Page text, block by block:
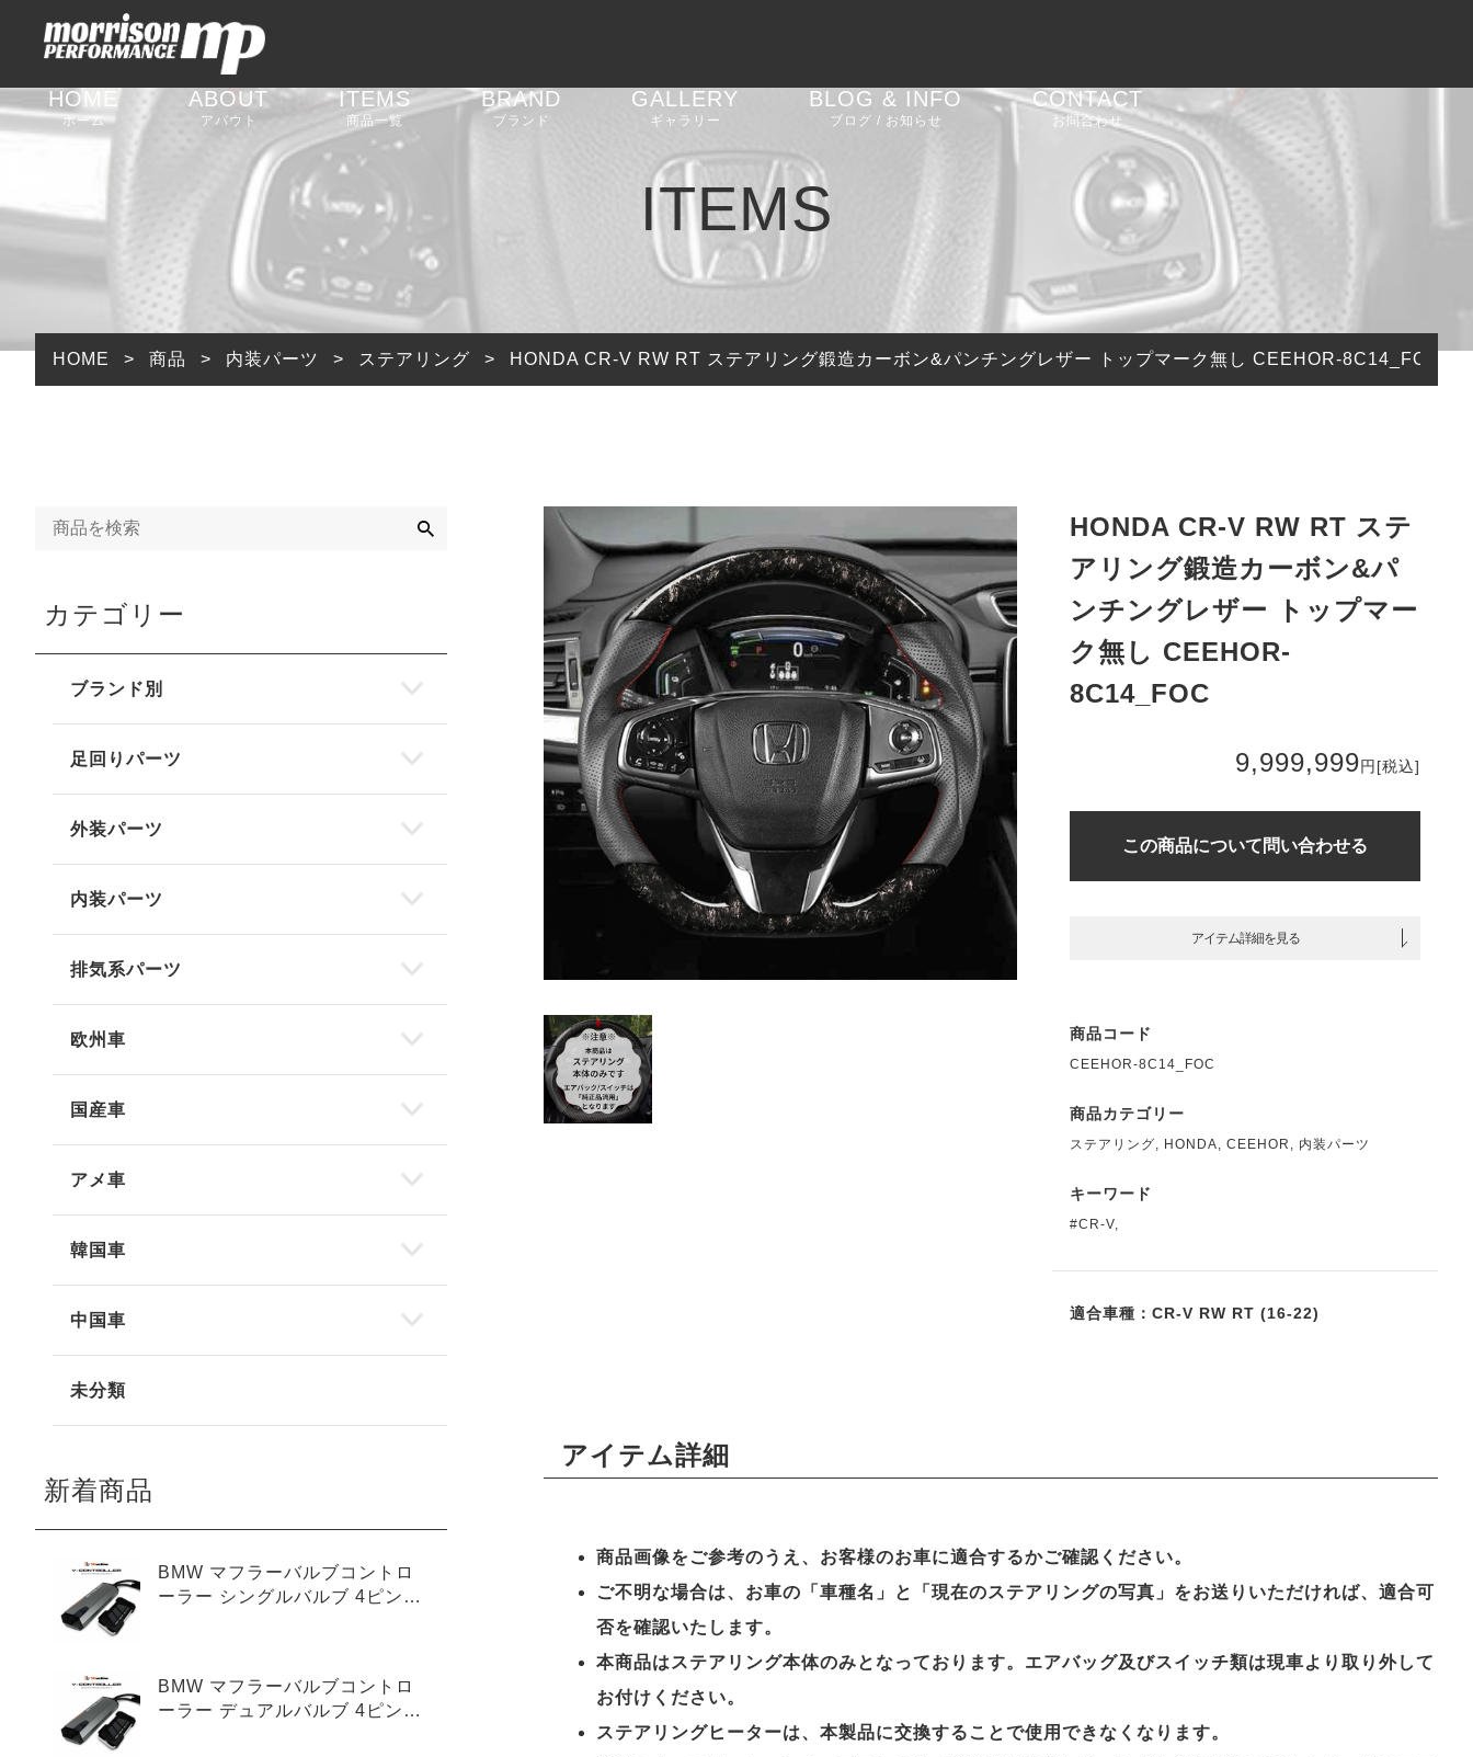
HOME
ホーム
ABOUT
アバウト
ITEMS
商品一覧
足回りパーツ
外装パーツ
内装パーツ
BRAND
ブランド
RPMPOWER
GALLERY
ギャラリー
BMW 2 Series G42
BMW M2 G87
BMW 8 Series G14
G15 G16
BMW M8 F91 F92
F93
BMW X3 G01
BMW iX3 G08
BMW X3M F97
BMW X5M F95
BLOG & INFO
ブログ / お知らせ
ブログ
CONTACT
お問合わせ
ITEMS
HOME > 商品 > 内装パーツ > ステアリング > HONDA CR-V RW RT ステアリング鍛造カーボン&パンチングレザー トップマーク無し CEEHOR-8C14_FOC
HONDA CR-V RW RT ステ
アリング鍛造カーボン&パ
ンチングレザー トップマー
ク無し CEEHOR-
8C14_FOC
9,999,999円 [税込]
この商品について問い合わせる
アイテム詳細を見る
商品コード
CEEHOR-8C14_FOC
商品カテゴリー
ステアリング, HONDA, CEEHOR , 内装パーツ
キーワード
#CR-V,
適合車種：CR-V RW RT (16-22)
アイテム詳細
商品画像をご参考のうえ、お客様のお車に適合するかご確認ください。
ご不明な場合は、お車の「車種名」と「現在のステアリングの写真」をお送りいただければ、適合可
否を確認いたします。
本商品はステアリング本体のみとなっております。エアバッグ及びスイッチ類は現車より取り外して
お付けください。
ステアリングヒーターは、本製品に交換することで使用できなくなります。
カテゴリー
ブランド別
足回りパーツ
外装パーツ
内装パーツ
排気系パーツ
欧州車
国産車
アメ車
韓国車
中国車
未分類
新着商品
BMW マフラーバルブコントロ
ーラー シングルバルブ 4ピンタ
BMW マフラーバルブコントロ
ーラー デュアルバルブ 4ピンタ